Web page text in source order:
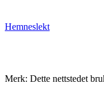
Hemneslekt
Merk: Dette nettstedet